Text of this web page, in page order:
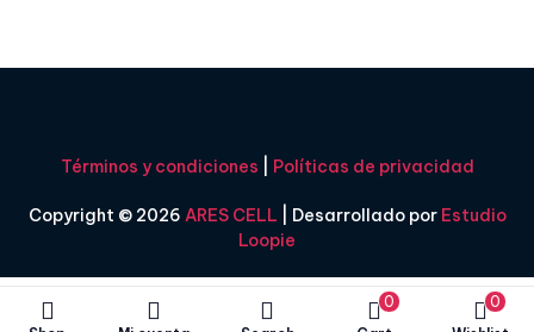
0
0
Términos y condiciones Políticas de privacidad
Copyright © 2026 ARES CELL | Desarrollado por Estudio
Loopie